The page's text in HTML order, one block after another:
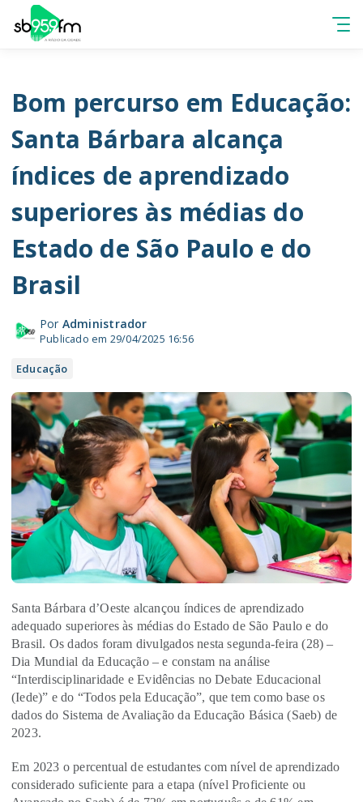
Bom percurso em Educação:
Santa Bárbara alcança
índices de aprendizado
superiores às médias do
Estado de São Paulo e do
Brasil
Por Administrador
Publicado em 29/04/2025 16:56
Educação
Santa Bárbara d’Oeste alcançou índices de aprendizado
adequado superiores às médias do Estado de São Paulo e do
Brasil. Os dados foram divulgados nesta segunda-feira (28) –
Dia Mundial da Educação – e constam na análise
“Interdisciplinaridade e Evidências no Debate Educacional
(Iede)” e do “Todos pela Educação”, que tem como base os
dados do Sistema de Avaliação da Educação Básica (Saeb) de
2023.
Em 2023 o percentual de estudantes com nível de aprendizado
considerado suficiente para a etapa (nível Proficiente ou